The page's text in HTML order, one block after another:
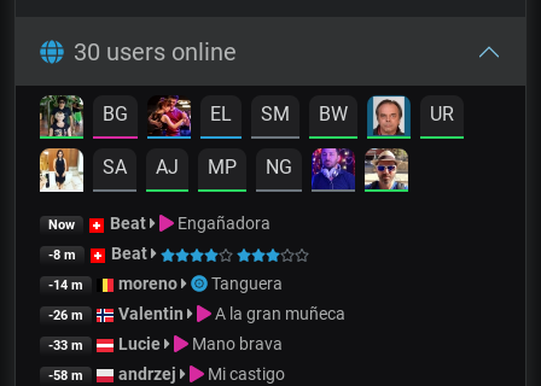
30 users online
BG EL SM BW UR
SA AJ MP NG
Now Beat Engañadora
-8 m Beat
-14 m moreno Tanguera
-26 m Valentin A la gran muñeca
-33 m Lucie Mano brava
-58 m andrzej Mi castigo